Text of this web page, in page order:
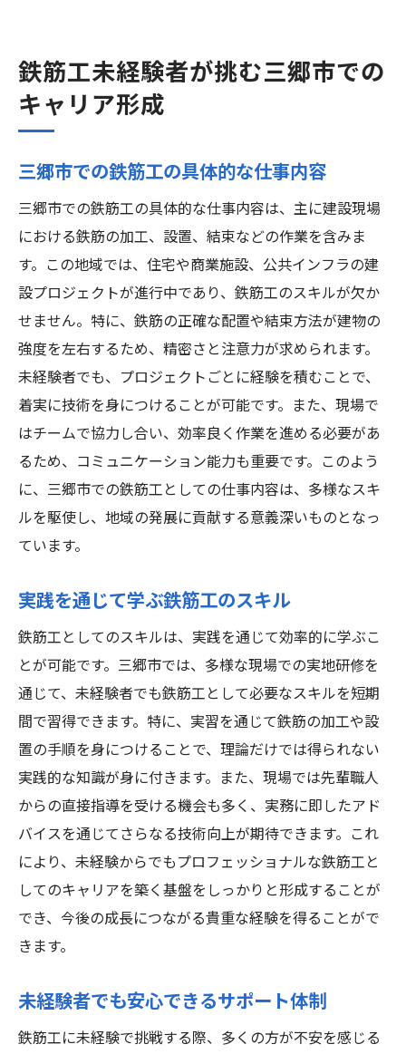
鉄筋工未経験者が挑む三郷市での
キャリア形成
三郷市での鉄筋工の具体的な仕事内容
三郷市での鉄筋工の具体的な仕事内容は、主に建設現場
における鉄筋の加工、設置、結束などの作業を含みま
す。この地域では、住宅や商業施設、公共インフラの建
設プロジェクトが進行中であり、鉄筋工のスキルが欠か
せません。特に、鉄筋の正確な配置や結束方法が建物の
強度を左右するため、精密さと注意力が求められます。
未経験者でも、プロジェクトごとに経験を積むことで、
着実に技術を身につけることが可能です。また、現場で
はチームで協力し合い、効率良く作業を進める必要があ
るため、コミュニケーション能力も重要です。このよう
に、三郷市での鉄筋工としての仕事内容は、多様なスキ
ルを駆使し、地域の発展に貢献する意義深いものとなっ
ています。
実践を通じて学ぶ鉄筋工のスキル
鉄筋工としてのスキルは、実践を通じて効率的に学ぶこ
とが可能です。三郷市では、多様な現場での実地研修を
通じて、未経験者でも鉄筋工として必要なスキルを短期
間で習得できます。特に、実習を通じて鉄筋の加工や設
置の手順を身につけることで、理論だけでは得られない
実践的な知識が身に付きます。また、現場では先輩職人
からの直接指導を受ける機会も多く、実務に即したアド
バイスを通じてさらなる技術向上が期待できます。これ
により、未経験からでもプロフェッショナルな鉄筋工と
してのキャリアを築く基盤をしっかりと形成することが
でき、今後の成長につながる貴重な経験を得ることがで
きます。
未経験者でも安心できるサポート体制
鉄筋工に未経験で挑戦する際、多くの方が不安を感じる